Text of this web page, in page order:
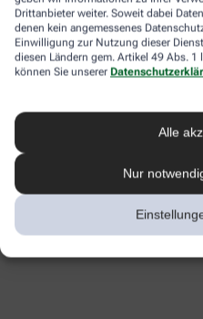
Drittanbieter weiter. Soweit dabei
denen kein angemessenes
Einwilligung zur Nutzung dieser
diesen Ländern gem. Artikel 49 Abs. 1
können Sie unserer
Alle
Nur